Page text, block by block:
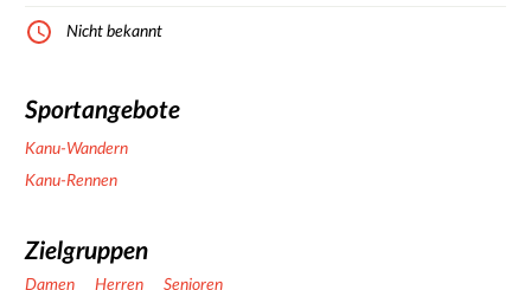
Nicht bekannt
Sportangebote
Kanu-Wandern
Kanu-Rennen
Zielgruppen
Damen Herren Senioren